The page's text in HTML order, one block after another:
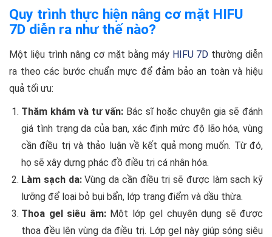
Quy trình thực hiện nâng cơ mặt HIFU
7D diễn ra như thế nào?
Một liệu trình nâng cơ mặt bằng máy HIFU 7Dthường diễn
ra theo các bước chuẩn mực để đảm bảo an toàn và hiệu
quả tối ưu:
Thăm khám và tư vấn: Bác sĩ hoặc chuyên gia sẽ đánh
giá tình trạng da của bạn, xác định mức độ lão hóa, vùng
cần điều trị và thảo luận về kết quả mong muốn. Từ đó,
họ sẽ xây dựng phác đồ điều trị cá nhân hóa.
Làm sạch da:Vùng da cần điều trị sẽ được làm sạch kỹ
lưỡng để loại bỏ bụi bẩn, lớp trang điểm và dầu thừa.
Thoa gel siêu âm:Một lớp gel chuyên dụng sẽ được
thoa đều lên vùng da điều trị. Lớp gel này giúp sóng siêu